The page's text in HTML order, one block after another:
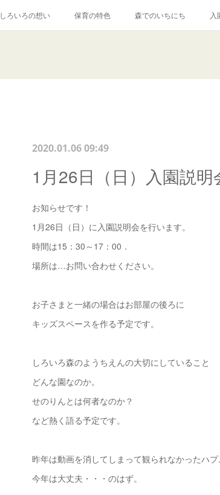
しろいろの想い 保育の特色 森でのいちにち
2020.01.06 09:49
1月26日（日）入園説明
お知らせです！
1月26日（日）に入園説明会を行います。
時間は15：30～17：00．
場所は…お問い合わせください。
お子さまと一緒の場合はお部屋の後ろに
キッズスペースを作る予定です。
しろいろ森のようちえんの大切にしていること
どんな園なのか。
せのりんとは何者なのか？
など熱く語る予定です。
昨年は動画を消してしまって観られなかったハ
今年は大丈夫・・・のはず。